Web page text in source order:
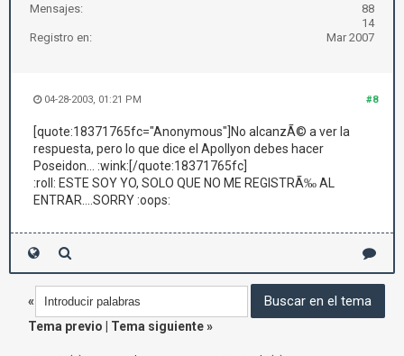
Mensajes:
88
14
Registro en:
Mar 2007
#8
04-28-2003, 01:21 PM
[quote:18371765fc="Anonymous"]No alcanzÃ© a ver la
respuesta, pero lo que dice el Apollyon debes hacer
Poseidon... :wink:[/quote:18371765fc]
:roll: ESTE SOY YO, SOLO QUE NO ME REGISTRÃ‰ AL
ENTRAR....SORRY :oops:
«
Tema previo
Tema siguiente»